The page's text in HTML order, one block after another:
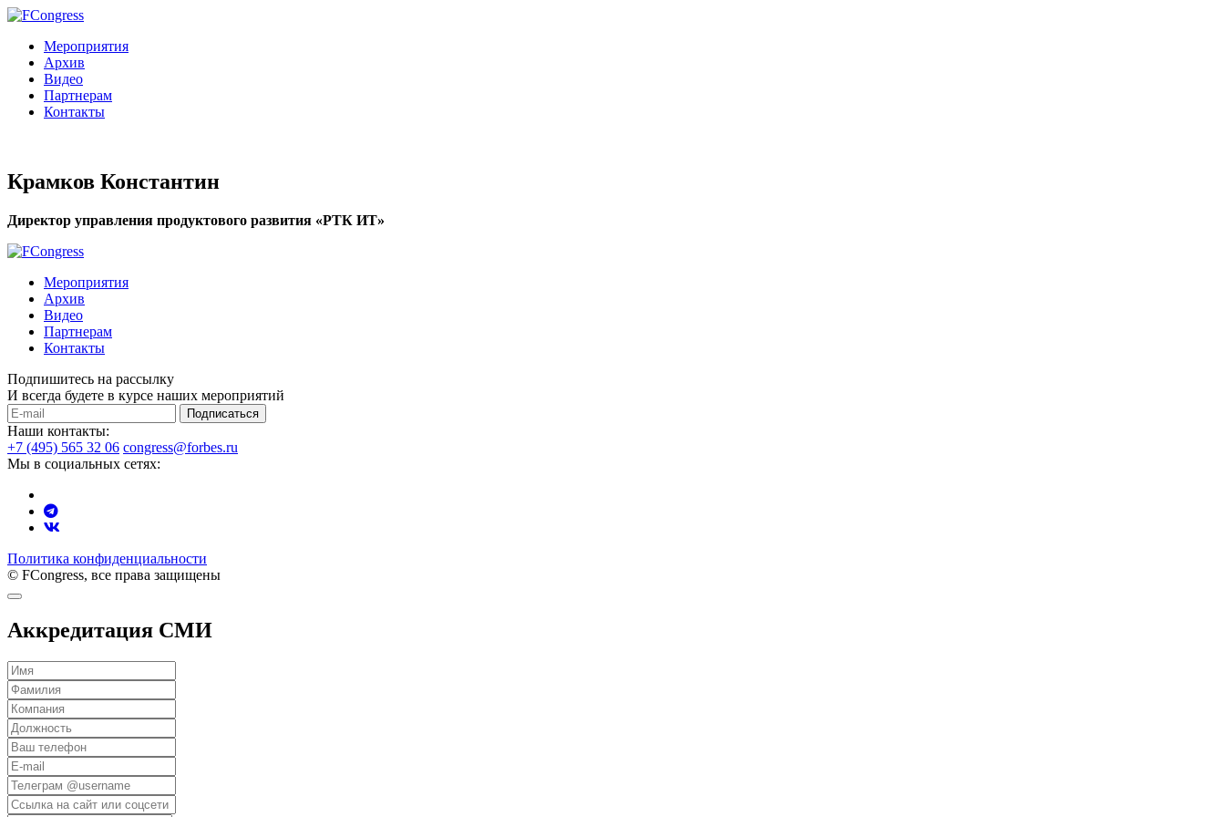
Мероприятия
Архив
Видео
Партнерам
Контакты
Крамков Константин
Директор управления продуктового развития «РТК ИТ»
Мероприятия
Архив
Видео
Партнерам
Контакты
Подпишитесь на рассылку
И всегда будете в курсе наших мероприятий
Подписаться
Наши контакты:
+7 (495) 565 32 06 congress@forbes.ru
Мы в социальных сетях:
Политика конфиденциальности
© FCongress, все права защищены
Аккредитация СМИ